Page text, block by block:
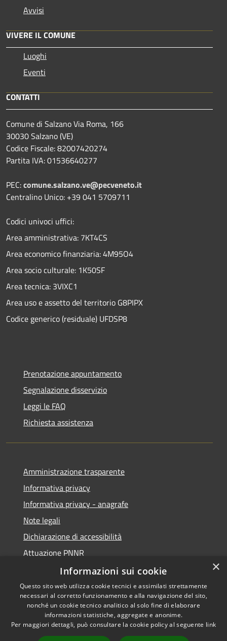
Avvisi
VIVERE IL COMUNE
Luoghi
Eventi
CONTATTI
Comune di Salzano Via Roma, 166
30030 Salzano (VE)
Codice Fiscale: 82007420274
Partita IVA: 01536640277
PEC:comune.salzano.ve@pecveneto.it
Centralino Unico: +39 041 5709711
Codici univoci uffici:
Area amministrativa: 7KT4CS
Area economico finanziaria: 4M95O4
Area socio culturale: 1K50SF
Area tecnica: 3VIXC1
Area uso e assetto del territorio G8PIPX
Codice generico (residuale) UFDSP8
Prenotazione appuntamento
Segnalazione disservizio
Leggi le FAQ
Richiesta assistenza
Amministrazione trasparente
Informativa privacy
Informativa privacy - anagrafe
Note legali
Dichiarazione di accessibilità
Attuazione PNNR
Whistleblowing
RSS
Accessibilità
Copyright © 2026 • Comune di
×
Informazioni sui cookie
Questo sito web utilizza cookie tecnici e assimilati strettamente
necessari al corretto funzionamento e alla navigazione del sito,
nonché un cookie tecnico analitico al solo fine di elaborare
informazioni statistiche, aggregate e anonime.
Per maggiori dettagli, può consultare la cookie policy al seguente link